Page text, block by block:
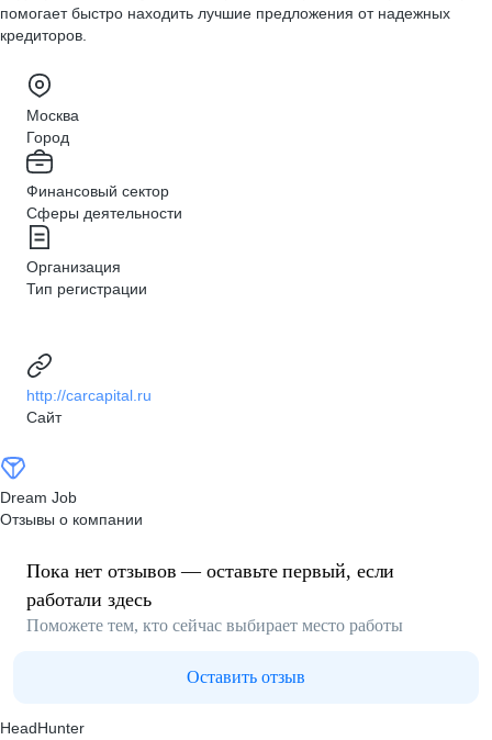
помогает быстро находить лучшие предложения от надежных
кредиторов.
Москва
Город
Финансовый сектор
Сферы деятельности
Организация
Тип регистрации
http://carcapital.ru
Сайт
Dream Job
Отзывы о компании
Пока нет отзывов — оставьте первый, если
работали здесь
Поможете тем, кто сейчас выбирает место работы
Оставить отзыв
HeadHunter